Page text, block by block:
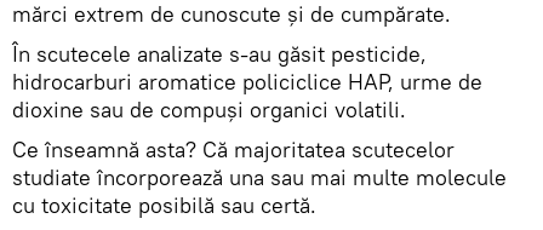
mărci extrem de cunoscute şi de cumpărate.
În scutecele analizate s-au găsit pesticide,
hidrocarburi aromatice policiclice HAP, urme de
dioxine sau de compuşi organici volatili.
Ce înseamnă asta? Că majoritatea scutecelor
studiate încorporează una sau mai multe molecule
cu toxicitate posibilă sau certă.